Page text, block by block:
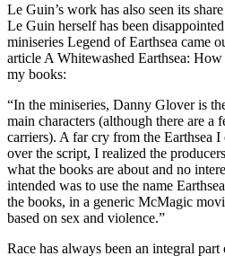
Le Guin’s work has also seen its
Le Guin herself has been
miniseries Legend of Earthsea came
article A Whitewashed Earthsea:
my books:
“In the miniseries, Danny Glover is
main characters (although there are a
carriers). A far cry from the Earthsea
over the script, I realized the
what the books are about and no
intended was to use the name
the books, in a generic McMagic
based on sex and violence.”
Race has always been an integral